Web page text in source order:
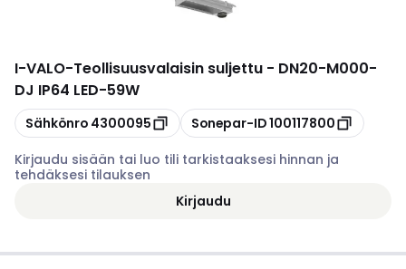
I-VALO-Teollisuusvalaisin suljettu - DN20-M000-
DJ IP64 LED-59W
Kopioi
Sähkönro 4300095 Kopioi
Sonepar-ID100117800
Kirjaudu sisään tai luo tili tarkistaaksesi hinnan ja
tehdäksesi tilauksen
Kirjaudu